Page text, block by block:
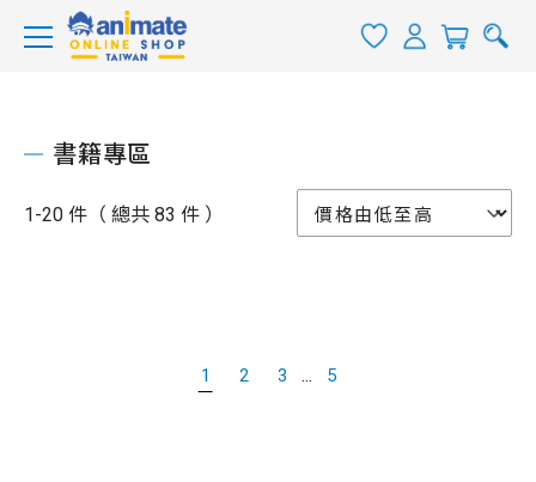
書籍專區
1-20 件（ 總共 83 件 ）
1 2 3 ... 5